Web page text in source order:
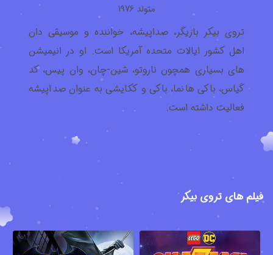
متولد 1976
تروی بیکر بازیگر، صداپیشه، خواننده و موسیقی دان
اهل کشور ایالات متحده آمریکا است. او در انیمیشن
های بسیاری همچون ناروتو، شین-چان، وان پیس، کد
گیاس، باکی هانما، باکی و ککایشی به عنوان صداپیشه
فعالیت داشته است.
فیلم های تروی بیکر